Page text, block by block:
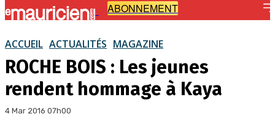
- ABONNEMENT
ACCUEIL ACTUALITÉS MAGAZINE
ROCHE BOIS : Les jeunes
rendent hommage à Kaya
4 Mar 2016 07h00